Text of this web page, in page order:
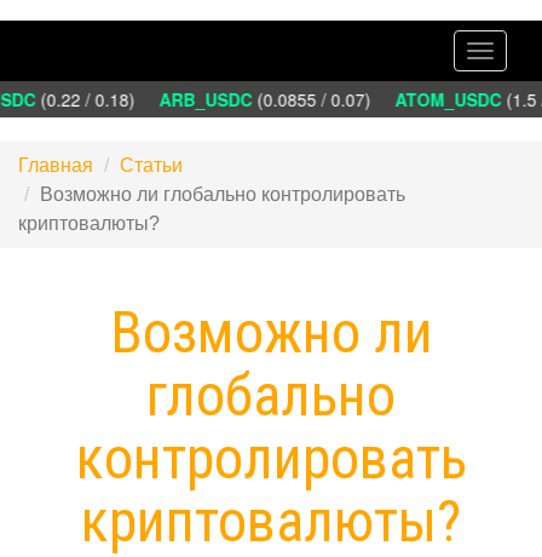
Toggle
(0.22 / 0.18) ARB_USDC(0.0855 / 0.07) ATOM_USDC(1.5
Главная
Статьи
Возможно ли глобально контролировать
криптовалюты?
Возможно ли
глобально
контролировать
криптовалюты?